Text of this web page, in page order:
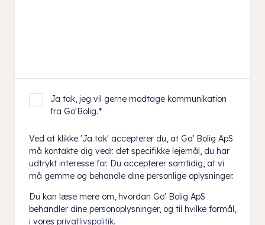
Ja tak, jeg vil gerne modtage kommunikation
fra Go'Bolig.*
Ved at klikke 'Ja tak' accepterer du, at Go’ Bolig ApS
må kontakte dig vedr. det specifikke lejemål, du har
udtrykt interesse for. Du accepterer samtidig, at vi
må gemme og behandle dine personlige oplysninger.
Du kan læse mere om, hvordan Go' Bolig ApS
behandler dine personoplysninger, og til hvilke formål,
i vores privatlivspolitik.